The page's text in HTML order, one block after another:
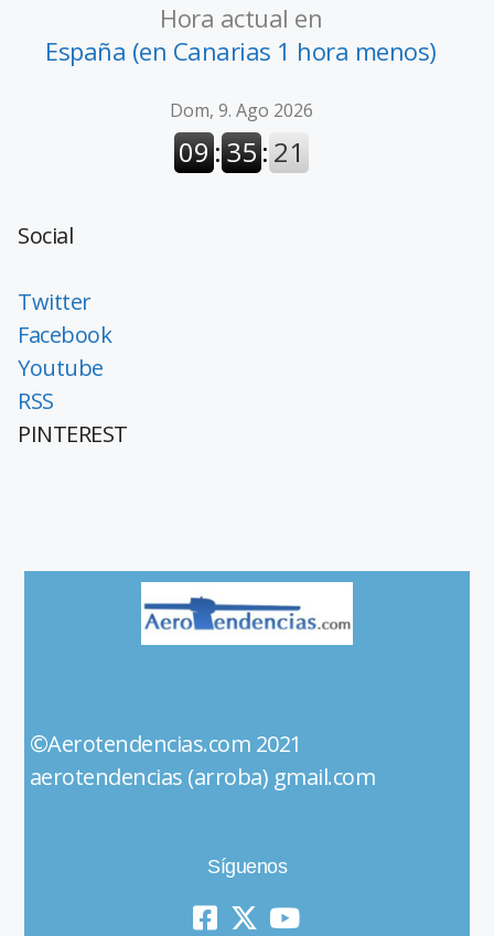
Hora actual en
España (en Canarias 1 hora menos)
Social
Twitter
Facebook
Youtube
RSS
PINTEREST
©Aerotendencias.com 2021
aerotendencias (arroba) gmail.com
Síguenos